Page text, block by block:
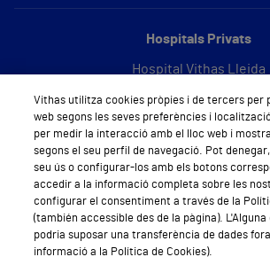
Hospitals Privats
Hospital Vithas Lleida
Hospital Vithas
Sobre Vithas
Qui som
Treballar a Vithas
Vithas utilitza cookies pròpies i de tercers per
web segons les seves preferències i
per medir la interacció amb el lloc web i
segons el seu perfil de navegació. Pot
seu ús o configurar-los amb els botons
accedir a la informació completa sobre les
configurar el consentiment a través de la
(también accessible des de la pàgina). L'Alguna
podria suposar una transferència de dades
informació a la Política de Cookies).